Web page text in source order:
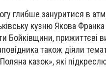
глибше зануритися в
кузню Якова
Бойківщини, прижиттєві
також діяли
казок», які